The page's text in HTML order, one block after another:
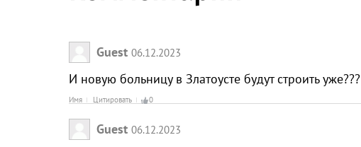
Guest 06.12.2023
И новую больницу в Златоусте будут строить уже???
Имя Цитировать 0
Guest 06.12.2023